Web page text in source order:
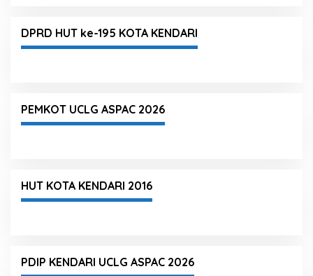
DPRD HUT ke-195 KOTA KENDARI
PEMKOT UCLG ASPAC 2026
HUT KOTA KENDARI 2016
PDIP KENDARI UCLG ASPAC 2026